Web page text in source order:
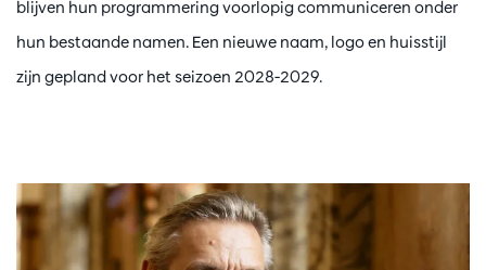
blijven hun programmering voorlopig communiceren onder
hun bestaande namen. Een nieuwe naam, logo en huisstijl
zijn gepland voor het seizoen 2028-2029.